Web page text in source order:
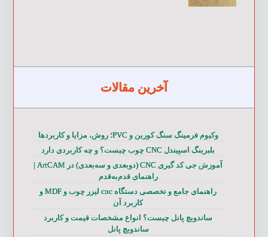
آخرین مقالات
وکیوم فرمینگ سنگ کورین و PVC؛ روش، مزایا و کاربردها
بلبرینگ اسپیندل CNC چوب چیست؟ و چه کاربردی دارد
آموزش جی کد گیری CNC (دوبعدی و سه‌بعدی) در ArtCAM |
راهنمای قدم‌به‌قدم
راهنمای جامع و تخصصی دستگاه cnc لیزر چوب و MDF و
کاربرد آن
ساندویچ پانل چیست؟ انواع مشخصات قیمت و کاربرد
ساندویچ پانل